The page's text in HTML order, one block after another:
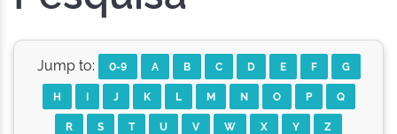
Jump to: 0-9 A B C D E F
G
H
I J K L M N O P
Q
R
S T U V W X Y Z